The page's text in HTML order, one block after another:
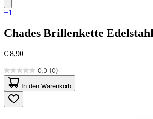
+1
Chades Brillenkette Edelstahl
€ 8,90
0.0 (0)
0.0
von
5
Sternen.
In den Warenkorb